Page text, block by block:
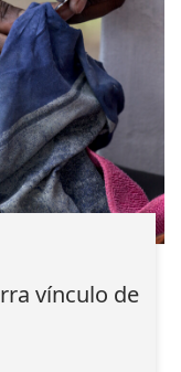
vínculo de